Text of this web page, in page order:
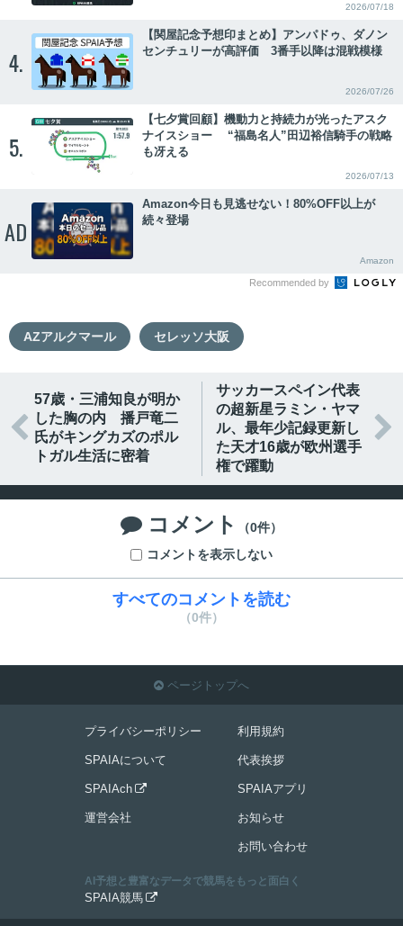
2026/07/18
4.
【関屋記念予想印まとめ】アンパドゥ、ダノン
センチュリーが高評価 3番手以降は混戦模様
2026/07/26
5.
【七夕賞回顧】機動力と持続力が光ったアスク
ナイスショー “福島名人”田辺裕信騎手の戦略
も冴える
2026/07/13
AD
Amazon今日も見逃せない！80%OFF以上が
続々登場
Amazon
Recommended by
AZアルクマール セレッソ大阪

57歳・三浦知良が明か
した胸の内 播戸竜二
氏がキングカズのポル
トガル生活に密着
サッカースペイン代表
の超新星ラミン・ヤマ
ル、最年少記録更新し
た天才16歳が欧州選手
権で躍動

 コメント
（0件）
コメントを表示しない
すべてのコメントを読む
（0件）
 ページトップへ
プライバシーポリシー
SPAIAについて
SPAIAch 
運営会社
利用規約
代表挨拶
SPAIAアプリ
お知らせ
お問い合わせ
AI予想と豊富なデータで競馬をもっと面白く
SPAIA競馬 